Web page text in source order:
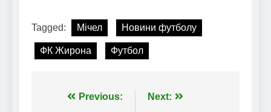
Tagged: Мічел Новини футболу
ФК Жирона Футбол
Навігація
Previous: Next: